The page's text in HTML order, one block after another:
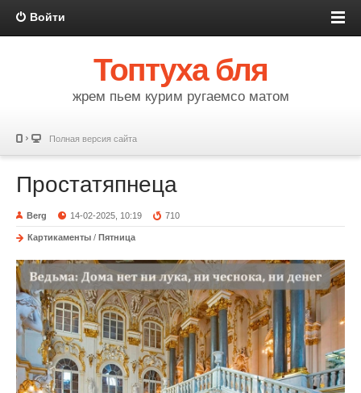
Войти
Топтуха бля
жрем пьем курим ругаемсо матом
Полная версия сайта
Простатяпнеца
Berg 14-02-2025, 10:19 710
Картикаменты / Пятница